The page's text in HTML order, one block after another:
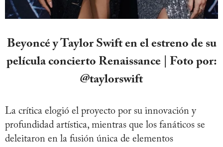
Beyoncé y Taylor Swift en el estreno de su
película concierto Renaissance | Foto por:
@taylorswift
La crítica elogió el proyecto por su innovación y
profundidad artística, mientras que los fanáticos se
deleitaron en la fusión única de elementos